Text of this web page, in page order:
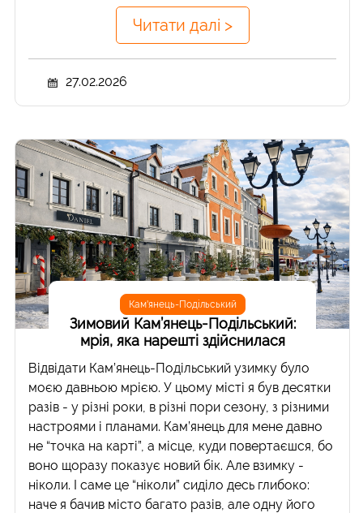
Читати далі >
27.02.2026
Кам'янець-Подільський
Зимовий Кам’янець-Подільський:
мрія, яка нарешті здійснилася
Відвідати Кам’янець-Подільський узимку було
моєю давньою мрією. У цьому місті я був десятки
разів - у різні роки, в різні пори сезону, з різними
настроями і планами. Кам’янець для мене давно
не “точка на карті”, а місце, куди повертаєшся, бо
воно щоразу показує новий бік. Але взимку -
ніколи. І саме це “ніколи” сиділо десь глибоко:
наче я бачив місто багато разів, але одну його